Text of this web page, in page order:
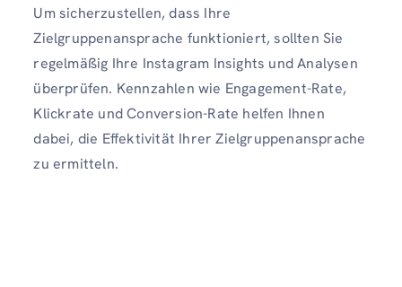
Um sicherzustellen, dass Ihre
Zielgruppenansprache funktioniert, sollten Sie
regelmäßig Ihre Instagram Insights und Analysen
überprüfen. Kennzahlen wie Engagement-Rate,
Klickrate und Conversion-Rate helfen Ihnen
dabei, die Effektivität Ihrer Zielgruppenansprache
zu ermitteln.